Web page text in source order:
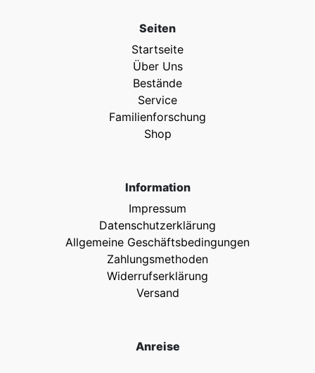
Seiten
Startseite
Über Uns
Bestände
Service
Familienforschung
Shop
Information
Impressum
Datenschutzerklärung
Allgemeine Geschäftsbedingungen
Zahlungsmethoden
Widerrufserklärung
Versand
Anreise